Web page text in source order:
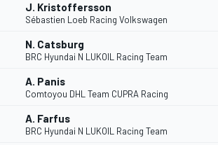
J. Kristoffersson
Sébastien Loeb Racing Volkswagen
N. Catsburg
BRC Hyundai N LUKOIL Racing Team
A. Panis
Comtoyou DHL Team CUPRA Racing
A. Farfus
BRC Hyundai N LUKOIL Racing Team